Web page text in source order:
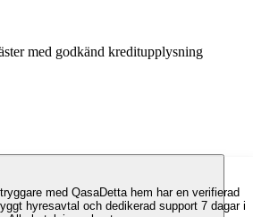
med godkänd kreditupplysning
med QasaDetta hem har en verifierad
hyresavtal och dedikerad support 7 dagar i